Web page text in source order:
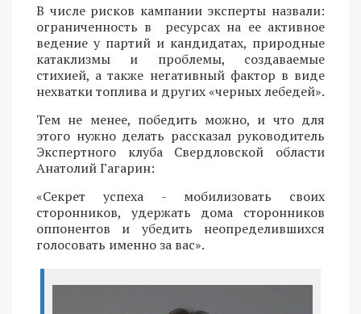
В числе рисков кампании эксперты назвали:
ограниченность в ресурсах на ее активное
ведение у партий и кандидатах, природные
катаклизмы и проблемы, создаваемые
стихией, а также негативный фактор в виде
нехватки топлива и других «черных лебедей».
Тем не менее, победить можно, и что для
этого нужно делать рассказал руководитель
Экспертного клуба Свердловской области
Анатолий Гагарин:
«Секрет успеха - мобилизовать своих
сторонников, удержать дома сторонников
оппонентов и убедить неопределившихся
голосовать именно за вас».